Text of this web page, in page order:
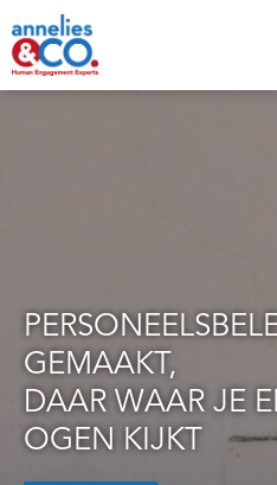
GEMAAKT,
DAAR WAAR JE
OGEN KIJKT